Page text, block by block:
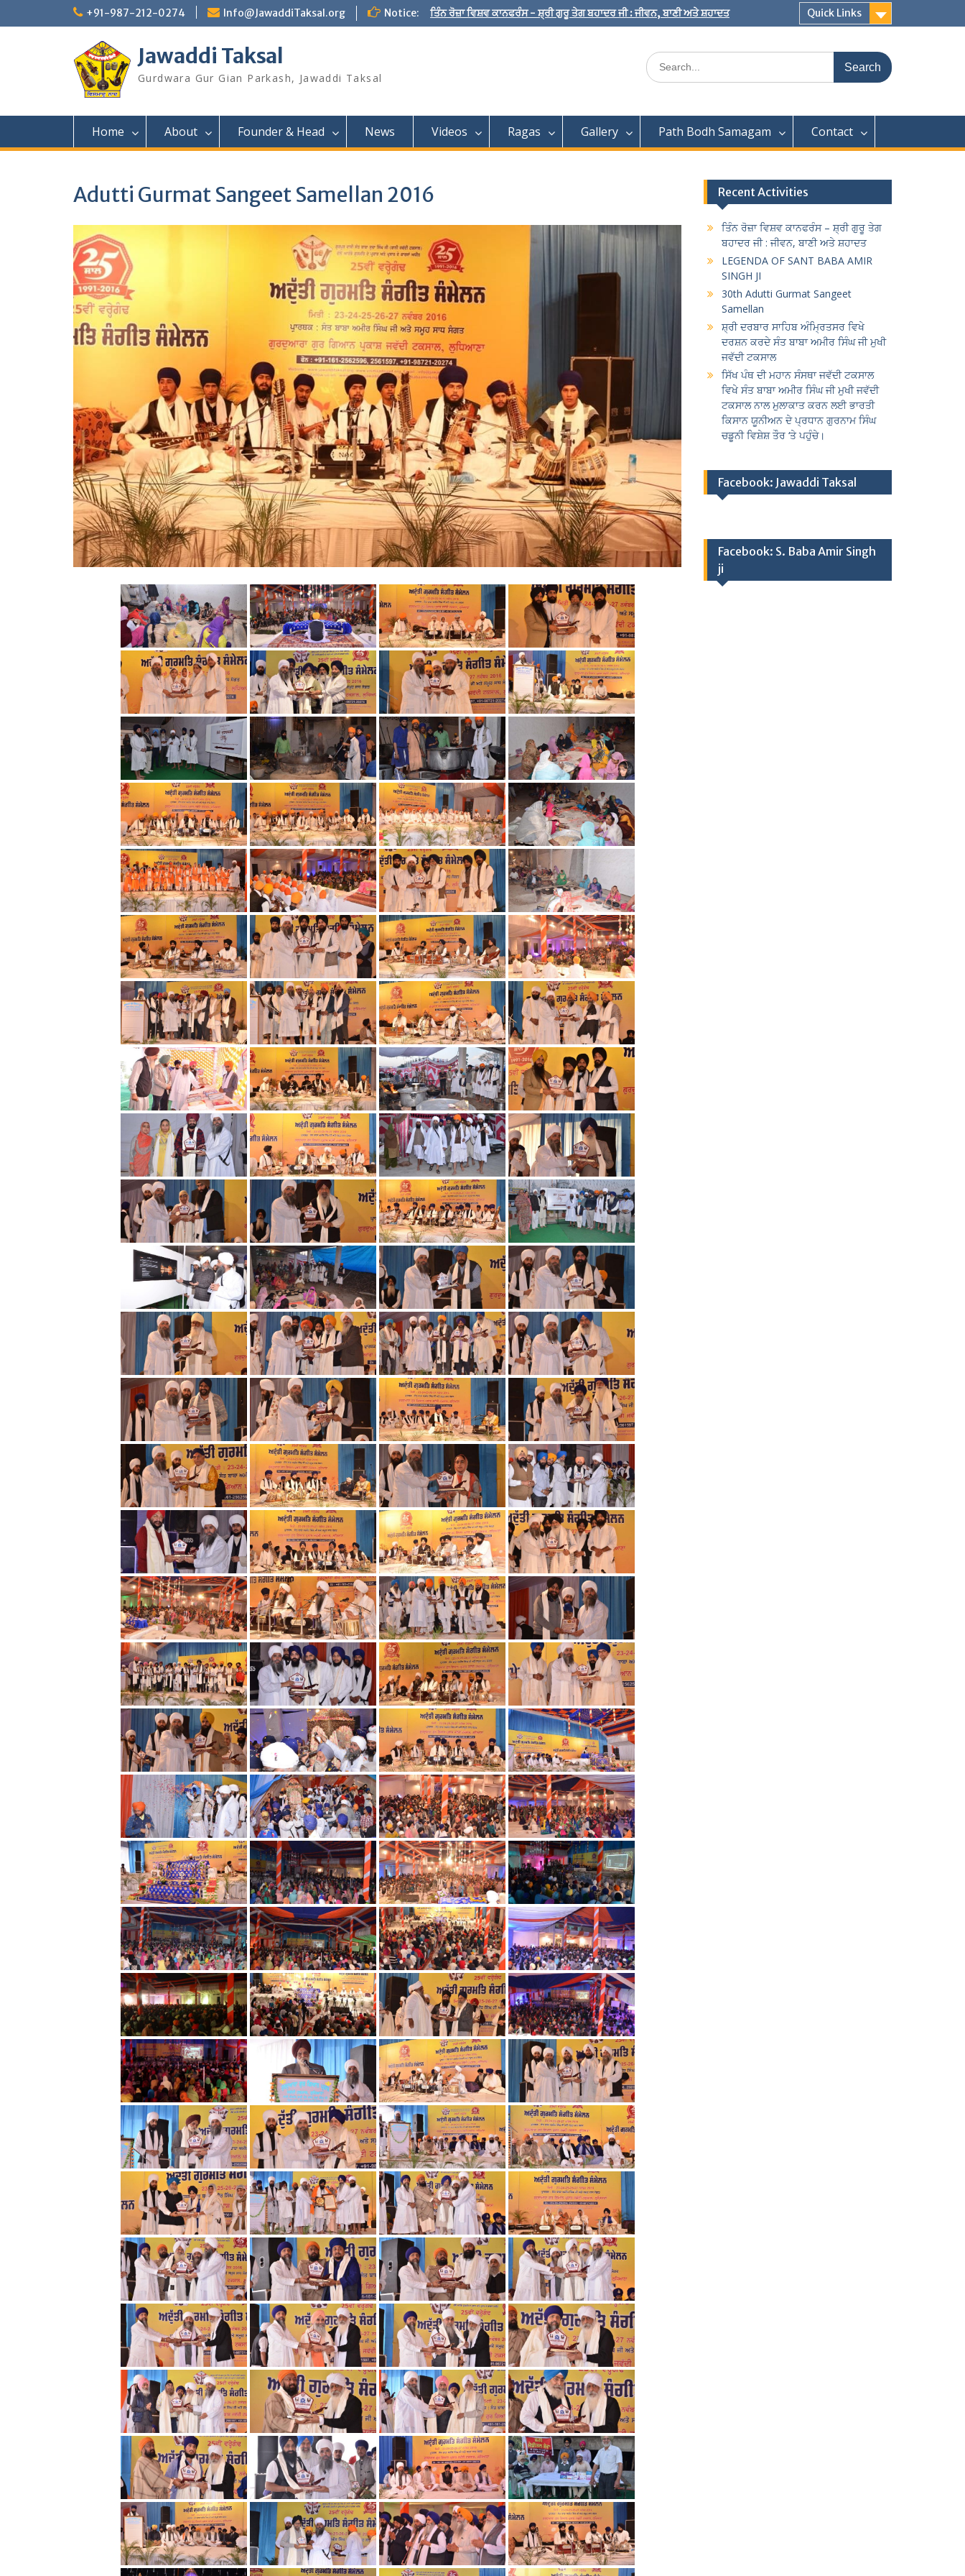
+91-987-212-0274 Info@JawaddiTaksal.org Notice: ਤਿੰਨ ਰੋਜ਼ਾ ਵਿਸ਼ਵ ਕਾਨਫਰੰਸ - ਸ਼੍ਰੀ ਗੁਰੂ ਤੇਗ ਬਹਾਦਰ ਜੀ : ਜੀਵਨ, ਬਾਣੀ ਅਤੇ ਸ਼ਹਾਦਤ Quick Links
Jawaddi Taksal
Gurdwara Gur Gian Parkash, Jawaddi Taksal
Search
for:
Home About Founder & Head News Videos Ragas Gallery Path Bodh Samagam Contact
Adutti Gurmat Sangeet Samellan 2016 Recent Activities
ਤਿੰਨ ਰੋਜ਼ਾ ਵਿਸ਼ਵ ਕਾਨਫਰੰਸ – ਸ਼੍ਰੀ ਗੁਰੂ ਤੇਗ
ਬਹਾਦਰ ਜੀ : ਜੀਵਨ, ਬਾਣੀ ਅਤੇ ਸ਼ਹਾਦਤ
LEGENDA OF SANT BABA AMIR
SINGH JI
30th Adutti Gurmat Sangeet
Samellan
ਸ਼੍ਰੀ ਦਰਬਾਰ ਸਾਹਿਬ ਅੰਮ੍ਰਿਤਸਰ ਵਿਖੇ
ਦਰਸ਼ਨ ਕਰਦੇ ਸੰਤ ਬਾਬਾ ਅਮੀਰ ਸਿੰਘ ਜੀ ਮੁਖੀ
ਜਵੱਦੀ ਟਕਸਾਲ
ਸਿੱਖ ਪੰਥ ਦੀ ਮਹਾਨ ਸੰਸਥਾ ਜਵੱਦੀ ਟਕਸਾਲ
ਵਿਖੇ ਸੰਤ ਬਾਬਾ ਅਮੀਰ ਸਿੰਘ ਜੀ ਮੁਖੀ ਜਵੱਦੀ
ਟਕਸਾਲ ਨਾਲ ਮੁਲਾਕਾਤ ਕਰਨ ਲਈ ਭਾਰਤੀ
ਕਿਸਾਨ ਯੂਨੀਅਨ ਦੇ ਪ੍ਰਧਾਨ ਗੁਰਨਾਮ ਸਿੰਘ
ਚਡੂਨੀ ਵਿਸ਼ੇਸ਼ ਤੌਰ ‘ਤੇ ਪਹੁੰਚੇ।
Facebook: Jawaddi Taksal
Facebook: S. Baba Amir Singh
ji